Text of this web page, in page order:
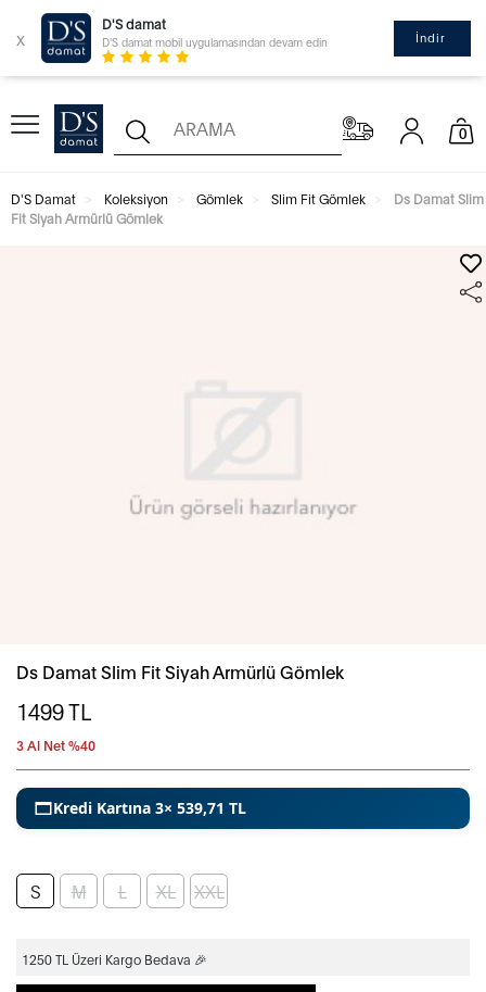
x
D'S damat
D'S damat mobil uygulamasından devam edin İndir
0
D'S Damat Koleksiyon Gömlek Slim Fit Gömlek
Ds Damat Slim
Fit Siyah Armürlü Gömlek
Ds Damat Slim Fit Siyah Armürlü Gömlek
1499TL
3 Al Net %40
Kredi Kartına 3× 539,71 TL
S M L XL XXL
1250 TL Üzeri Kargo Bedava 🎉